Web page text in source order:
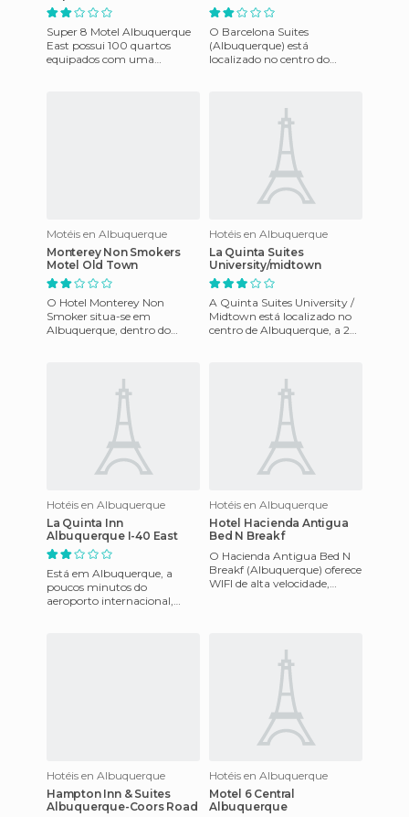
Super 8 Motel Albuquerque
East possui 100 quartos
equipados com uma
O Barcelona Suites
(Albuquerque) está
localizado no centro do
Motéis en Albuquerque
Monterey Non Smokers
Motel Old Town
O Hotel Monterey Non
Smoker situa-se em
Albuquerque, dentro do
Hotéis en Albuquerque
La Quinta Suites
University/midtown
A Quinta Suites University /
Midtown está localizado no
centro de Albuquerque, a 2
Hotéis en Albuquerque
La Quinta Inn
Albuquerque I-40 East
Está em Albuquerque, a
poucos minutos do
aeroporto internacional,
Hotéis en Albuquerque
Hotel Hacienda Antigua
Bed N Breakf
O Hacienda Antigua Bed N
Breakf (Albuquerque) oferece
WIFI de alta velocidade,
Hotéis en Albuquerque
Hampton Inn & Suites
Albuquerque-Coors Road
Hotéis en Albuquerque
Motel 6 Central
Albuquerque